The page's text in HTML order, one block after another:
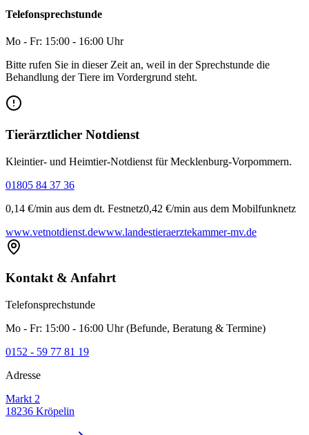
Telefonsprechstunde
Mo - Fr: 15:00 - 16:00 Uhr
Bitte rufen Sie in dieser Zeit an, weil in der Sprechstunde die
Behandlung der Tiere im Vordergrund steht.
Tierärztlicher Notdienst
Kleintier- und Heimtier-Notdienst für Mecklenburg-Vorpommern.
01805 84 37 36
0,14 €/min aus dem dt. Festnetz0,42 €/min aus dem Mobilfunknetz
www.vetnotdienst.dewww.landestieraerztekammer-mv.de
Kontakt & Anfahrt
Telefonsprechstunde
Mo - Fr: 15:00 - 16:00 Uhr (Befunde, Beratung & Termine)
0152 - 59 77 81 19
Adresse
Markt 2
18236 Kröpelin